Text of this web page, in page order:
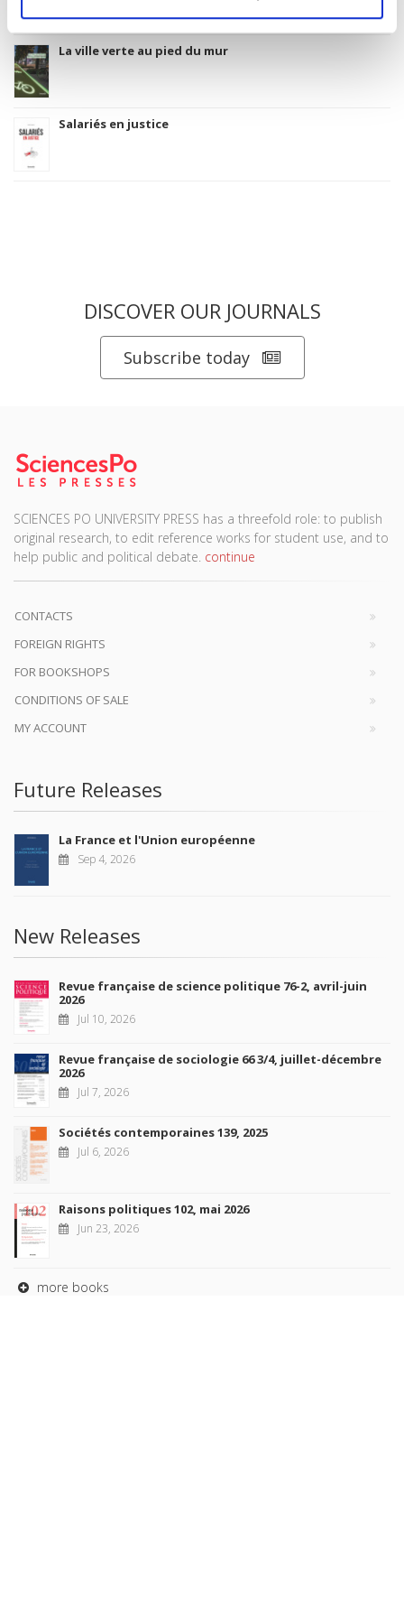
La ville verte au pied du mur
Salariés en justice
DISCOVER OUR JOURNALS
Subscribe today
SCIENCES PO UNIVERSITY PRESS has a threefold role: to publish
original research, to edit reference works for student use, and to
help public and political debate. continue
CONTACTS
FOREIGN RIGHTS
FOR BOOKSHOPS
CONDITIONS OF SALE
MY ACCOUNT
Future Releases
La France et l'Union européenne
Sep 4, 2026
New Releases
Revue française de science politique 76-2, avril-juin
2026
Jul 10, 2026
Revue française de sociologie 66 3/4, juillet-décembre
2026
Jul 7, 2026
Sociétés contemporaines 139, 2025
Jul 6, 2026
Raisons politiques 102, mai 2026
Jun 23, 2026
more books